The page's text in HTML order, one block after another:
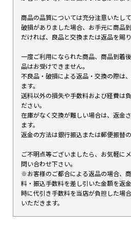
商品の品質については充分注意いたし
破損がありました場合、お手元に商品
だければ、良品と交換または返品を賜り
一度ご利用になられた商品、商品到着
品はお受けできません。
不良品・破損による返品・交換の際は
ます。
送料以外の損失や手数料および経費は
ださい。
在庫がなく交換が難しい場合は、返金
ます。
返金の方法は銀行振込または郵便振替
ご不明点等ございましたら、お気軽に
問い合わせ下さい。
※お客様のご都合による返品の場合、
料・振込手数料を差し引いた金額を返
時に代引き手数料を当店が負担した場
いただきます。